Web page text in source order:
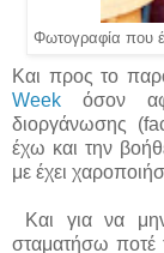
Φωτογραφία που
Και προς το
Week όσον
διοργάνωσης
έχω και την
με έχει
Και για να
σταματήσω ποτέ